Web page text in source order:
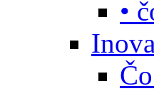
•